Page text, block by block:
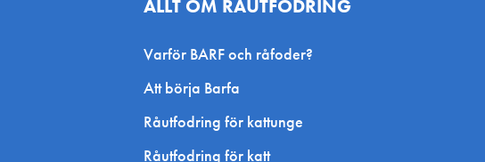
ALLT OM RÅUTFODRING
Varför BARF och råfoder?
Att börja Barfa
Råutfodring för kattunge
Råutfodring för katt